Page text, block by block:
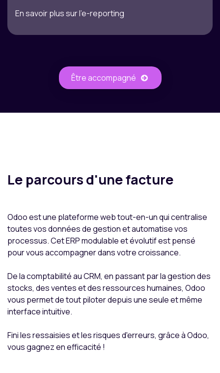
En savoir plus sur l'e-reporting
Être accompagné
Le parcours d'une facture
Odoo est une plateforme web tout-en-un qui centralise
toutes vos données de gestion et automatise vos
processus. Cet ERP modulable et évolutif est pensé
pour vous accompagner dans votre croissance.
De la comptabilité au CRM, en passant par la gestion des
stocks, des ventes et des ressources humaines, Odoo
vous permet de tout piloter depuis une seule et même
interface intuitive.
Fini les ressaisies et les risques d'erreurs, grâce à Odoo,
vous gagnez en efficacité !